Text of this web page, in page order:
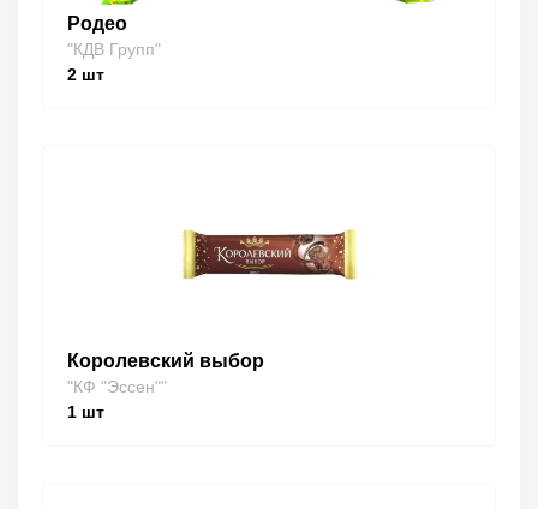
Родео
"КДВ Групп"
2 шт
Королевский выбор
"КФ "Эссен""
1 шт